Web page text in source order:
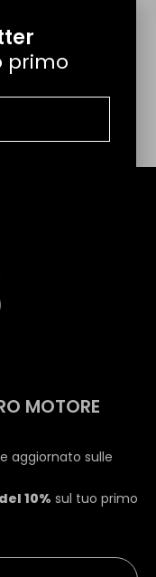
MOTORE
aggiornato sulle
10% sul tuo primo
primo